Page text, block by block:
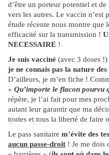
d’être un porteur potentiel et
vers les autres. Le vaccin n’est
étude récente nous montre que
efficacité sur la transmission !
NECESSAIRE !
Je suis vacciné (avec 3 doses !)
je ne connais pas la nature
D’ailleurs, je m’en fiche !
« Qu’importe le flacon pourvu
répète, je l’ai fait pour mes
autant leur garantir que ma
toutes et tous la liberté de faire
Le pass sanitaire m’évite des
aucun passe-droit ! Je me dois